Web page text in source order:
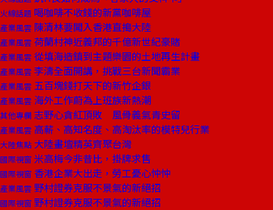
火線話題 喝咖啡不收錢的新黨咖啡屋
產業風雲 陳清林要闖入香港直搗大陸
產業風雲 荷蘭村神近義邦的千億新世紀豪賭
產業風雲 從填海造鎮到主題樂園的土地再生計畫
產業風雲 李濤全面開講，挑戰三台新聞霸業
產業風雲 五百塊錢打天下的新竹企銀
產業風雲 海外工作蔚為上班族新熱潮
其他專欄 志野心貪紅頂敗 風骨義氣青史留
產業風雲 高薪、高知名度、高淘汰率的模特兒行業
大陸焦點 大陸畫壇精英齊聚台灣
國際視窗 米高梅今非昔比，掛牌求售
國際視窗 香港企業大出走，勞工憂心忡忡
產業風雲 野村證券克服不景氣的新絕招
國際視窗 野村證券克服不景氣的新絕招